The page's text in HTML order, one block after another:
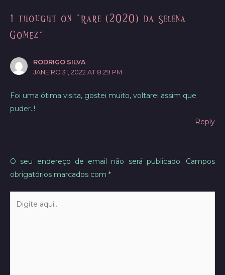
1 thought on “Rare (2020) da Selena
Gomez”
RODRIGO SILVA
JANEIRO 31, 2022 AT 8:29 PM
Foi uma ótima visita, gostei muito, voltarei assim que
puder..!
Reply
O seu endereço de email não será publicado. Campos
obrigatórios marcados com *
aqui..